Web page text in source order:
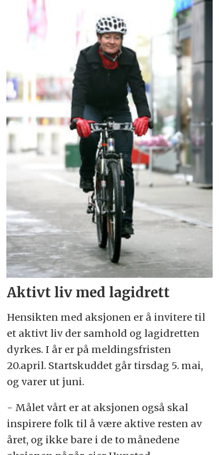
Aktivt liv med lagidrett
Hensikten med aksjonen er å invitere til
et aktivt liv der samhold og lagidretten
dyrkes. I år er på meldingsfristen
20.april. Startskuddet går tirsdag 5. mai,
og varer ut juni.
- Målet vårt er at aksjonen også skal
inspirere folk til å være aktive resten av
året, og ikke bare i de to månedene